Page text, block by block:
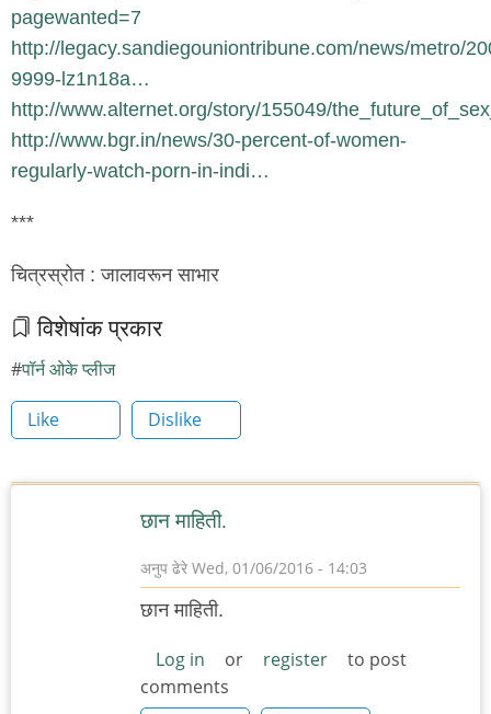
pagewanted=7
http://legacy.sandiegouniontribune.com/news/metro/
9999-lz1n18a…
http://www.alternet.org/story/155049/
http://www.bgr.in/news/30-percent-of-women-
regularly-watch-porn-in-indi…
***
चित्रस्रोत : जालावरून साभार
विशेषांक प्रकार
पॉर्न ओके प्लीज
Like Dislike
छान माहिती.
अनुप ढेरे Wed, 01/06/2016 - 14:03
छान माहिती.
Log in or register
to post
comments